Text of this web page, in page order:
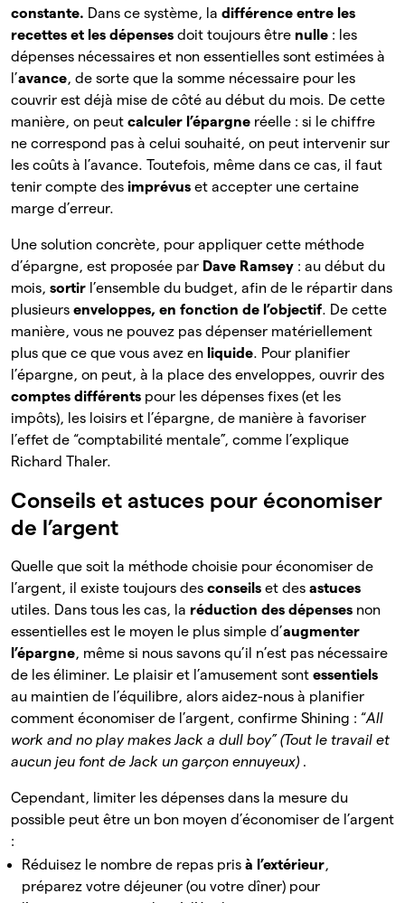
constante. Dans ce système, la différence entre les
recettes et les dépenses doit toujours être nulle : les
dépenses nécessaires et non essentielles sont estimées à
l’avance, de sorte que la somme nécessaire pour les
couvrir est déjà mise de côté au début du mois. De cette
manière, on peut calculer l’épargne réelle : si le chiffre
ne correspond pas à celui souhaité, on peut intervenir sur
les coûts à l’avance. Toutefois, même dans ce cas, il faut
tenir compte des imprévus et accepter une certaine
marge d’erreur.
Une solution concrète, pour appliquer cette méthode
d’épargne, est proposée par Dave Ramsey : au début du
mois, sortir l’ensemble du budget, afin de le répartir dans
plusieurs enveloppes, en fonction de l’objectif. De cette
manière, vous ne pouvez pas dépenser matériellement
plus que ce que vous avez en liquide. Pour planifier
l’épargne, on peut, à la place des enveloppes, ouvrir des
comptes différents pour les dépenses fixes (et les
impôts), les loisirs et l’épargne, de manière à favoriser
l’effet de “comptabilité mentale”, comme l’explique
Richard Thaler.
Conseils et astuces pour économiser
de l’argent
Quelle que soit la méthode choisie pour économiser de
l’argent, il existe toujours des conseils et des astuces
utiles. Dans tous les cas, la réduction des dépenses non
essentielles est le moyen le plus simple d’augmenter
l’épargne, même si nous savons qu’il n’est pas nécessaire
de les éliminer. Le plaisir et l’amusement sont essentiels
au maintien de l’équilibre, alors aidez-nous à planifier
comment économiser de l’argent, confirme Shining : “All
work and no play makes Jack a dull boy” (Tout le travail et
aucun jeu font de Jack un garçon ennuyeux) .
Cependant, limiter les dépenses dans la mesure du
possible peut être un bon moyen d’économiser de l’argent
:
Réduisez le nombre de repas pris à l’extérieur,
préparez votre déjeuner (ou votre dîner) pour